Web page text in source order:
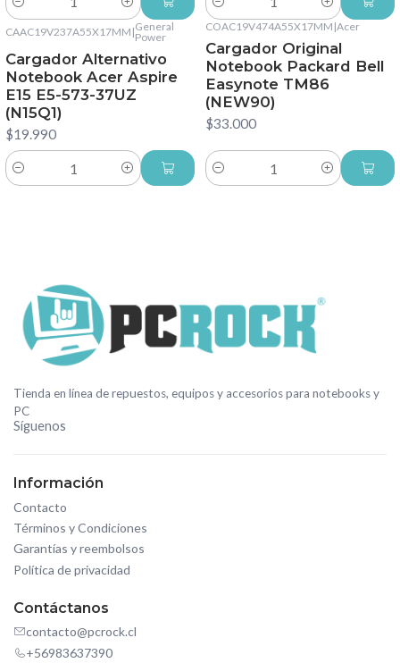
Cantidad Cantidad
CAAC19V237A55X17MM |General
Power
Cargador Alternativo
Notebook Acer Aspire
E15 E5-573-37UZ
(N15Q1)
$19.990
Cantidad
COAC19V474A55X17MM |Acer
Cargador Original
Notebook Packard Bell
Easynote TM86
(NEW90)
$33.000
Cantidad
Tienda en línea de repuestos, equipos y accesorios para notebooks y
PC
Síguenos
Información
Contacto
Términos y Condiciones
Garantías y reembolsos
Política de privacidad
Contáctanos
contacto@pcrock.cl
+56983637390